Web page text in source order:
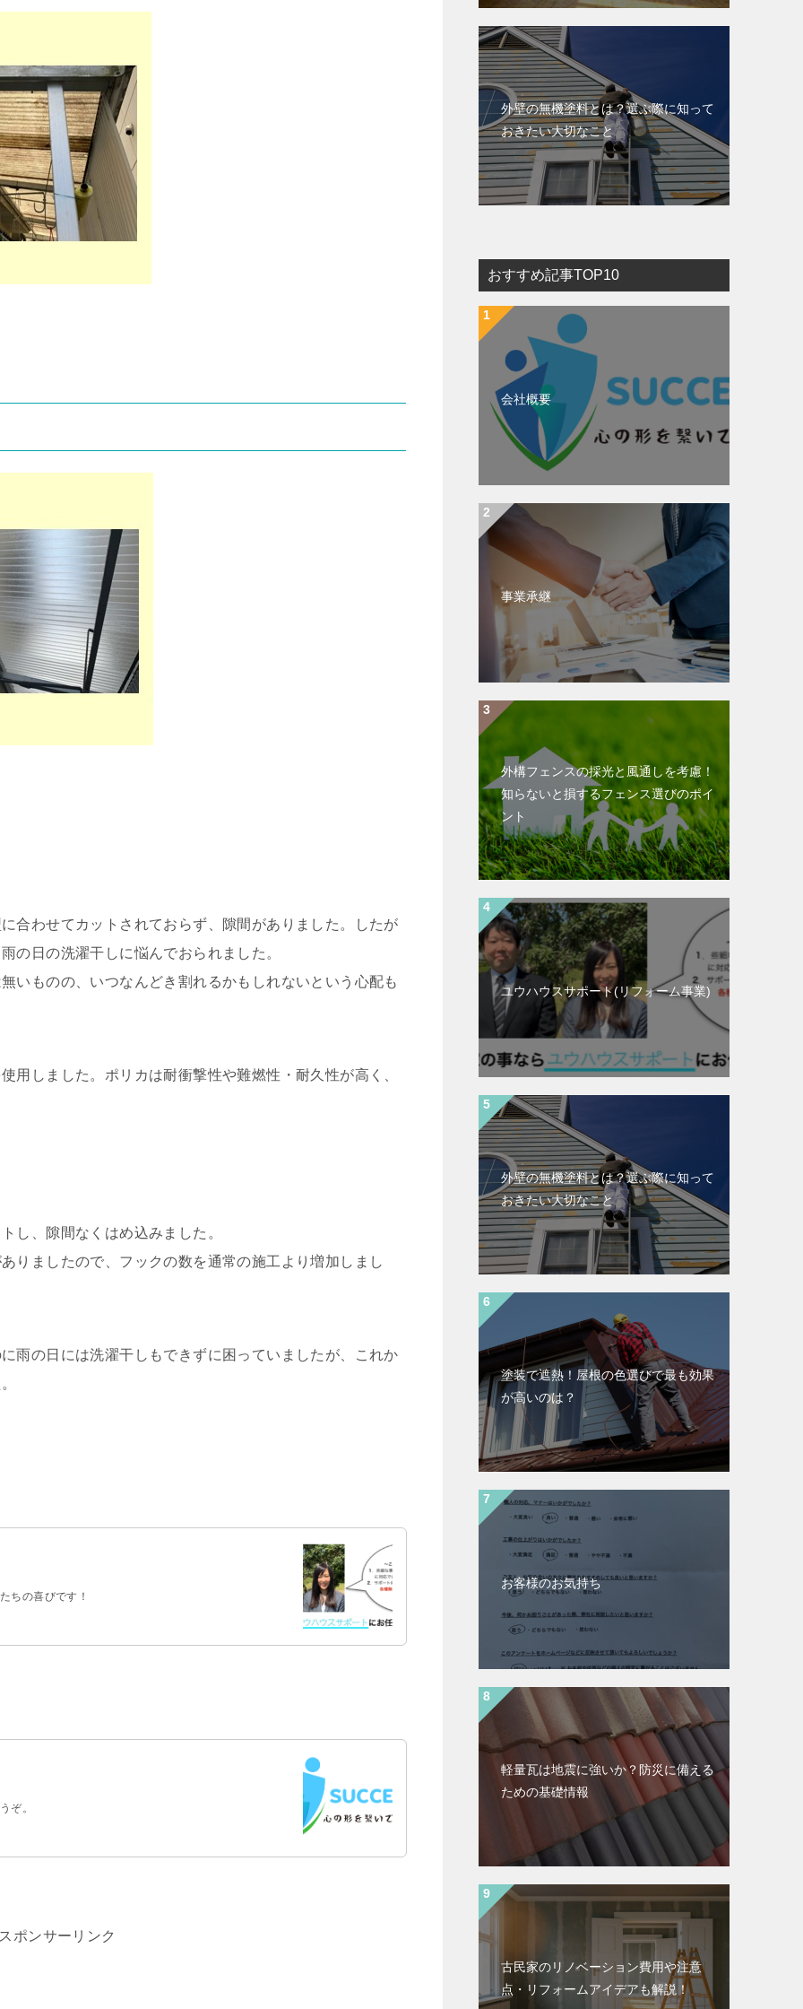
合わせてカットされておらず、隙間がありました。したが
の日の洗濯干しに悩んでおられました。
いものの、いつなんどき割れるかもしれないという心配も
用しました。ポリカは耐衝撃性や難燃性・耐久性が高く、
し、隙間なくはめ込みました。
りましたので、フックの数を通常の施工より増加しまし
雨の日には洗濯干しもできずに困っていましたが、これか
ちの喜びです！
ぞ。
ポンサーリンク
外壁の無機塗料とは？選ぶ際に知って
おきたい大切なこと
おすすめ記事TOP10
会社概要
事業承継
外構フェンスの採光と風通しを考慮！
知らないと損するフェンス選びのポイ
ント
ユウハウスサポート(リフォーム事業)
外壁の無機塗料とは？選ぶ際に知って
おきたい大切なこと
塗装で遮熱！屋根の色選びで最も効果
が高いのは？
お客様のお気持ち
軽量瓦は地震に強いか？防災に備える
ための基礎情報
古民家のリノベーション費用や注意
点・リフォームアイデアも解説！